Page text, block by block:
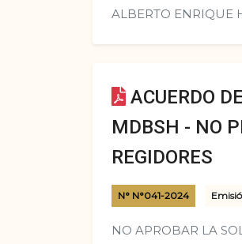
ALBERTO ENRIQUE
ACUERDO
MDBSH - NO
REGIDORES
N° N°041-2024
NO APROBAR LA